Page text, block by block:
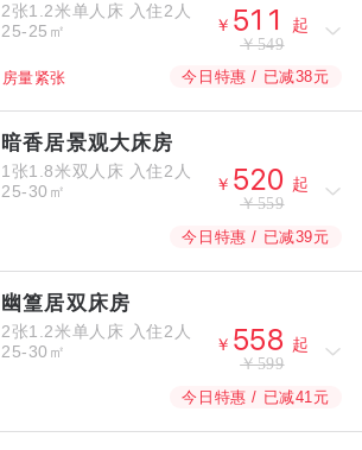
2张1.2米单人床 入住2人
25-25㎡
￥  
起
￥549
房量紧张 今日特惠 / 已减38元
暗香居景观大床房
1张1.8米双人床 入住2人
25-30㎡
￥ 
起
￥559
今日特惠 / 已减39元
幽篁居双床房
2张1.2米单人床 入住2人
25-30㎡
￥ 
起
￥599
今日特惠 / 已减41元